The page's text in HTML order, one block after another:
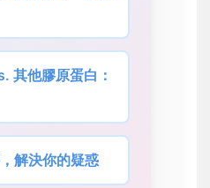
其他膠原蛋白：
解決你的疑惑